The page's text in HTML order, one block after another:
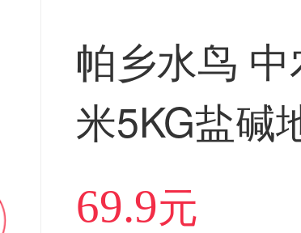
帕乡水鸟
米5KG盐碱
当季新米
69.9元